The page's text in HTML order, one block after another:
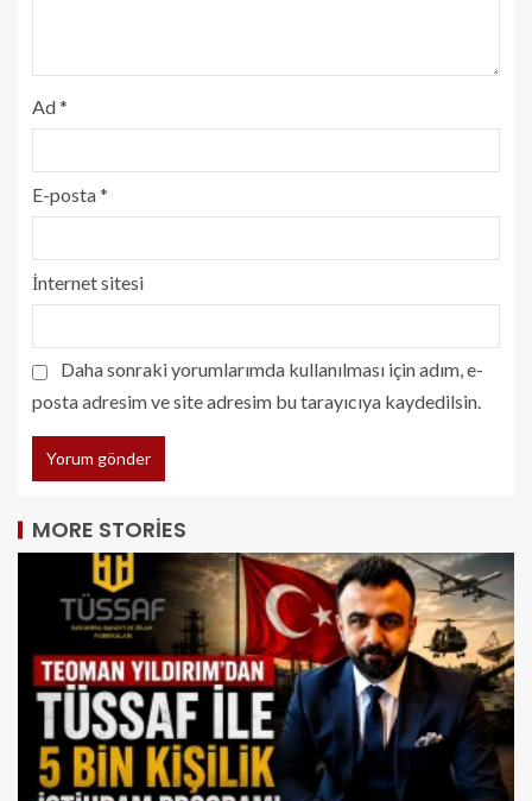
Ad*
E-posta*
İnternet sitesi
Daha sonraki yorumlarımda kullanılması için adım, e-
posta adresim ve site adresim bu tarayıcıya kaydedilsin.
MORE STORIES